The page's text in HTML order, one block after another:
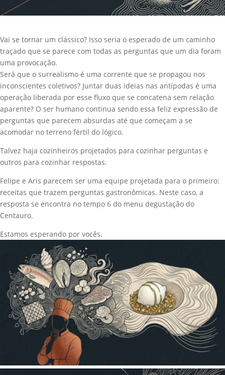
Vai se tornar um clássico? Isso seria o esperado de um caminho
traçado que se parece com todas as perguntas que um dia foram
uma provocação.
Será que o surrealismo é uma corrente que se propagou nos
inconscientes coletivos? Juntar duas ideias nas antípodas é uma
operação liberada por esse fluxo que se concatena sem relação
aparente? O ser humano continua sendo essa feliz expressão de
perguntas que parecem absurdas até que começam a se
acomodar no terreno fértil do lógico.
Talvez haja cozinheiros projetados para cozinhar perguntas e
outros para cozinhar respostas.
Felipe e Aris parecem ser uma equipe projetada para o primeiro:
receitas que trazem perguntas gastronômicas. Neste caso, a
resposta se encontra no tempo 6 do menu degustação do
Centauro.
Estamos esperando por vocês.